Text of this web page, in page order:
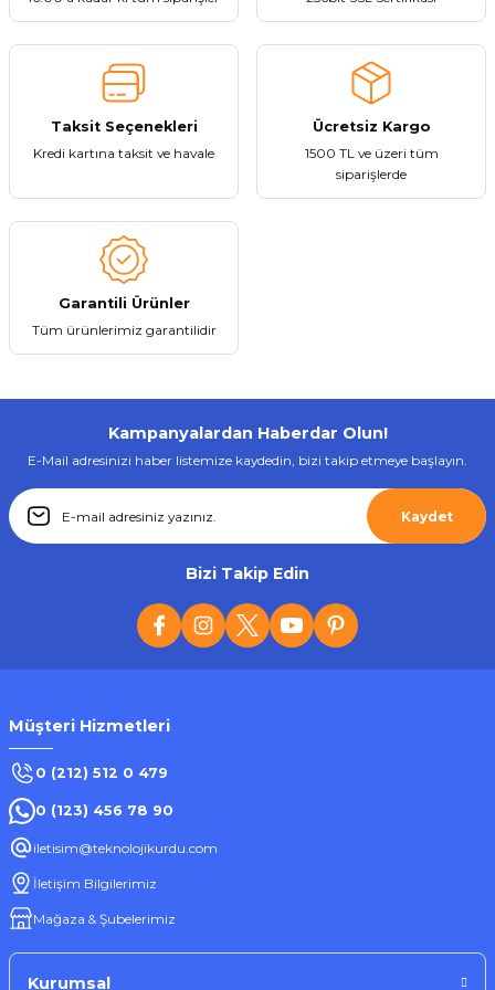
Çevirici
Taksit Seçenekleri
Kredi kartına taksit ve havale
Ücretsiz Kargo
1500 TL ve üzeri tüm
siparişlerde
Garantili Ürünler
Tüm ürünlerimiz garantilidir
Kampanyalardan Haberdar Olun!
E-Mail adresinizi haber listemize kaydedin, bizi takip etmeye başlayın.
Kaydet
Bizi Takip Edin
Müşteri Hizmetleri
0 (212) 512 0 479
0 (123) 456 78 90
iletisim@teknolojikurdu.com
İletişim Bilgilerimiz
Mağaza & Şubelerimiz
Kurumsal